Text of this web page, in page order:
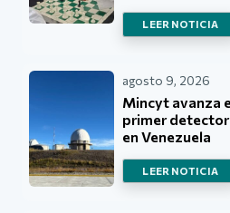
LEER NOTICIA
agosto 9, 2026
Mincyt avanza
primer detector
en Venezuela
LEER NOTICIA